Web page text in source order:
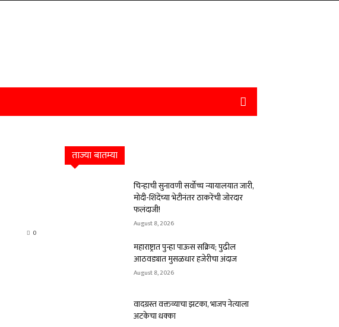
0
ताज्या बातम्या
चिन्हाची सुनावणी सर्वोच्च न्यायालयात जारी,
मोदी-शिंदेंच्या भेटीनंतर ठाकरेंची जोरदार
फलंदाजी!
August 8, 2026
महाराष्ट्रात पुन्हा पाऊस सक्रिय; पुढील
आठवड्यात मुसळधार हजेरीचा अंदाज
August 8, 2026
वादग्रस्त वक्तव्याचा झटका, भाजप नेत्याला
अटकेचा धक्का